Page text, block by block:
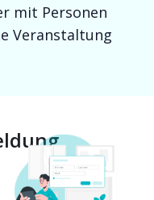
mit Personen
Veranstaltung